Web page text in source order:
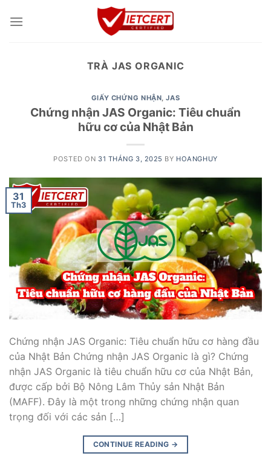
TRÀ JAS ORGANIC
GIẤY CHỨNG NHẬN,JAS
Chứng nhận JAS Organic: Tiêu chuẩn
hữu cơ của Nhật Bản
POSTED ON 31 THÁNG 3, 2025 BY HOANGHUY
31
Th3
Chứng nhận JAS Organic: Tiêu chuẩn hữu cơ hàng đầu
của Nhật Bản Chứng nhận JAS Organic là gì? Chứng
nhận JAS Organic là tiêu chuẩn hữu cơ của Nhật Bản,
được cấp bởi Bộ Nông Lâm Thủy sản Nhật Bản
(MAFF). Đây là một trong những chứng nhận quan
trọng đối với các sản […]
CONTINUE READING →